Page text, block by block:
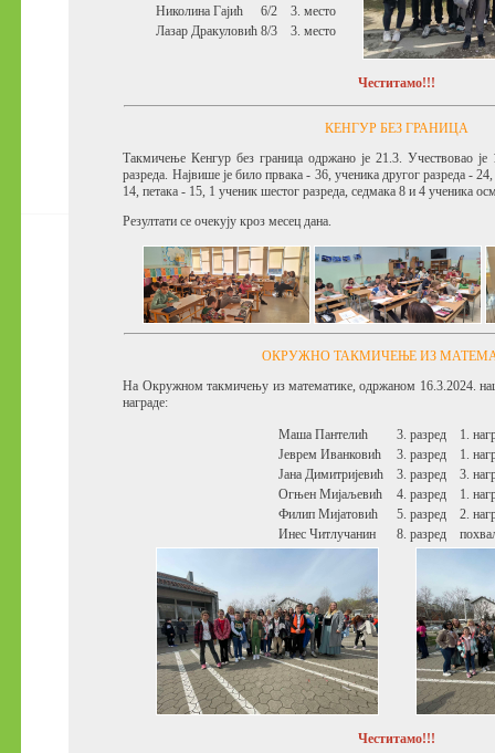
Николина Гајић
6/2
3. место
Лазар Дракуловић 8/3 3. место
Честитамо!!!
КЕНГУР БЕЗ ГРАНИЦА
Такмичење Кенгур без граница одржано је 21.3. Учествовао
разреда. Највише је било првака - 36, ученика другог разреда -
14, петака - 15, 1 ученик шестог разреда, седмака 8 и 4 ученика
Резултати се очекују кроз месец дана.
ОКРУЖНО ТАКМИЧЕЊЕ ИЗ
На Окружном такмичењу из математике, одржаном 16.3.2024.
награде:
Маша Пантелић 3. разред
1.
Јеврем Иванковић
3. разред
1.
Јана Димитријевић
3. разред
3.
Огњен Мијаљевић
4. разред
1.
Филип Мијатовић
5. разред
2.
Инес Читлучанин
8. разред
Честитамо!!!